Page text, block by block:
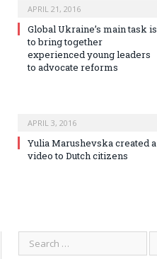
APRIL 21, 2016
Global Ukraine’s main task is
to bring together
experienced young leaders
to advocate reforms
APRIL 3, 2016
Yulia Marushevska created a
video to Dutch citizens